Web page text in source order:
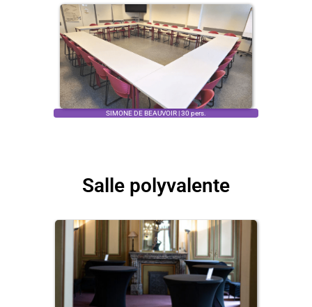
SIMONE DE BEAUVOIR | 30 pers.
Salle polyvalente